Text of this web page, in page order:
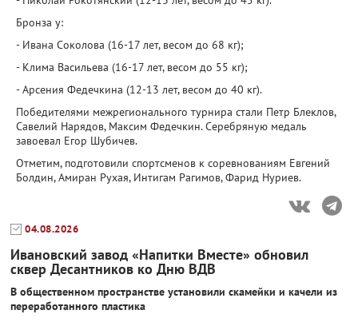
Бронза у:
- Ивана Соколова (16-17 лет, весом до 68 кг);
- Клима Васильева (16-17 лет, весом до 55 кг);
- Арсения Федечкина (12-13 лет, весом до 40 кг).
Победителями межрегионального турнира стали Петр Блеклов,
Савелий Нарядов, Максим Федечкин. Серебряную медаль
завоевал Егор Шубичев.
Отметим, подготовили спортсменов к соревнованиям Евгений
Болдин, Амиран Рухая, Интигам Рагимов, Фарид Нуриев.
04.08.2026
Ивановский завод «Напитки Вместе» обновил
сквер Десантников ко Дню ВДВ
В общественном пространстве установили скамейки и качели из
переработанного пластика